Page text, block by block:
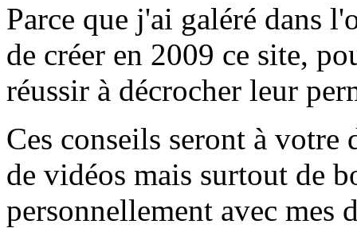
Parce que j'ai galéré dans
de créer en 2009 ce site,
réussir à décrocher leur
Ces conseils seront à
de vidéos mais surtout de
personnellement avec mes